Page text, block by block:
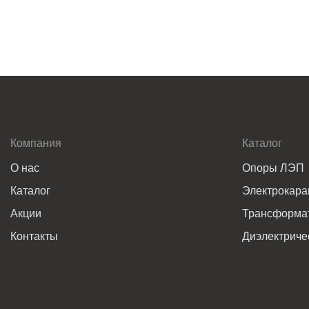
Компания
О нас
Каталог
Акции
Контакты
Каталог
Опоры ЛЭП